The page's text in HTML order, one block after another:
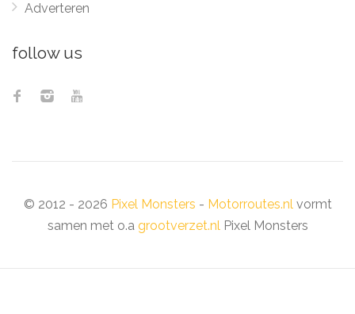
Adverteren
follow us
© 2012 - 2026 Pixel Monsters - Motorroutes.nlvormt
samen met o.a grootverzet.nlPixel Monsters